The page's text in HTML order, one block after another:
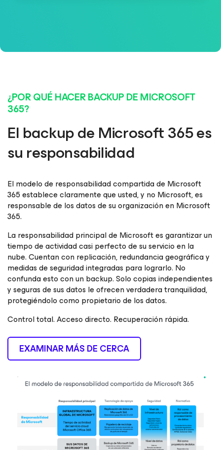
¿POR QUÉ HACER BACKUP DE MICROSOFT
365?
El backup de Microsoft 365 es
su responsabilidad
El modelo de responsabilidad compartida de Microsoft
365 establece claramente que usted, y no Microsoft, es
responsable de los datos de su organización en Microsoft
365.
La responsabilidad principal de Microsoft es garantizar un
tiempo de actividad casi perfecto de su servicio en la
nube. Cuentan con replicación, redundancia geográfica y
medidas de seguridad integradas para lograrlo. No
confunda esto con un backup. Solo copias independientes
y seguras de sus datos le ofrecen verdadera tranquilidad,
protegiéndolo como propietario de los datos.
Control total. Acceso directo. Recuperación rápida.
EXAMINAR MÁS DE CERCA